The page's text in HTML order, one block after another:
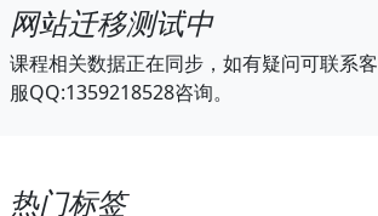
网站迁移测试中
课程相关数据正在同步，如有疑问可联系客
服QQ:1359218528咨询。
热门标签